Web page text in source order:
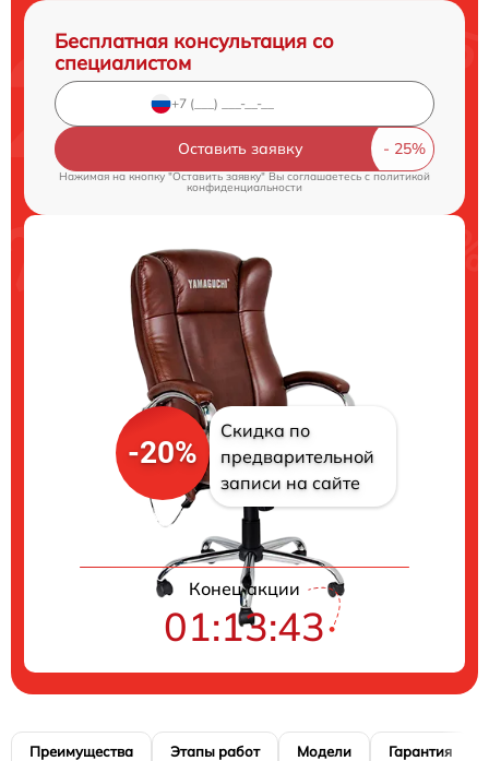
Бесплатная консультация со
специалистом
Оставить заявку
Нажимая на кнопку "Оставить заявку" Вы соглашаетесь cполитикой
конфиденциальности
-20%
Скидка по
предварительной
записи на сайте
Конец акции
01:13:42
Преимущества Этапы работ Модели Гарантия